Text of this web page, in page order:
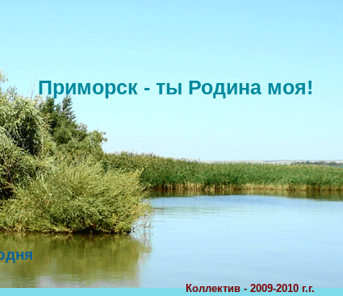
Приморск - ты Родина моя!
Коллектив - 2009-2010 г.г.